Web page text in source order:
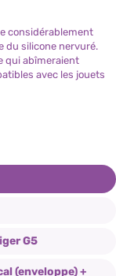
G5
(enveloppe) +
considérablement
du silicone nervuré.
qui abîmeraient
avec les jouets